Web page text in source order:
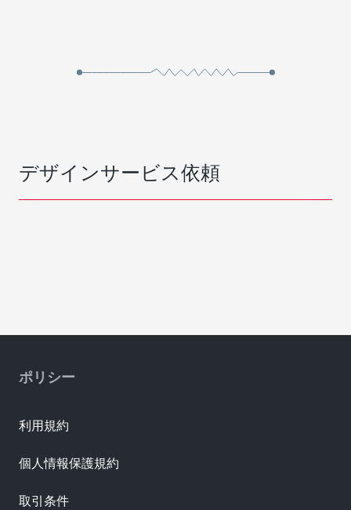
デザインサービス依頼
ポリシー
利用規約
個人情報保護規約
取引条件